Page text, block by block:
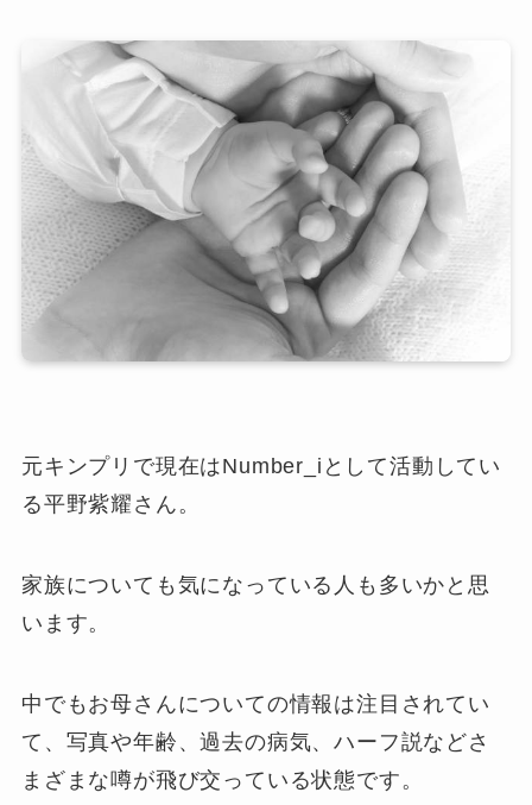
元キンプリで現在はNumber_iとして活動してい
る平野紫耀さん。
家族についても気になっている人も多いかと思
います。
中でもお母さんについての情報は注目されてい
て、写真や年齢、過去の病気、ハーフ説などさ
まざまな噂が飛び交っている状態です。